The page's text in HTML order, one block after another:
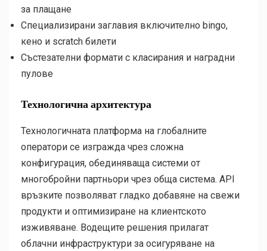
за плащане
Специализирани заглавия включително bingo,
кено и scratch билети
Състезателни формати с класирания и наградни
пулове
Технологична архитектура
Технологичната платформа на глобалните
оператори се изгражда чрез сложна
конфигурация, обединяваща системи от
многобройни партньори чрез обща система. API
връзките позволяват гладко добавяне на свежи
продукти и оптимизиране на клиентското
изживяване. Водещите решения прилагат
облачни инфраструктури за осигуряване на